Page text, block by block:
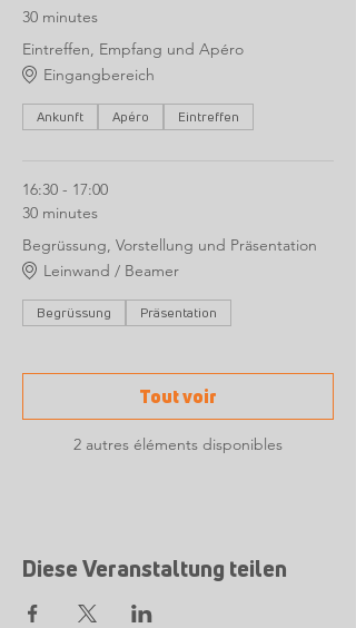
minutes à pied.
30 minutes
Eintreffen, Empfang und Apéro
Eingangbereich
Ankunft Apéro Eintreffen
16:30 - 17:00
30 minutes
Begrüssung, Vorstellung und Präsentation
Leinwand / Beamer
Begrüssung Präsentation
2 autres éléments disponibles
Tout voir
Diese Veranstaltung teilen